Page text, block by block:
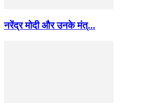
नरेंद्र मोदी और उनके मंत्...